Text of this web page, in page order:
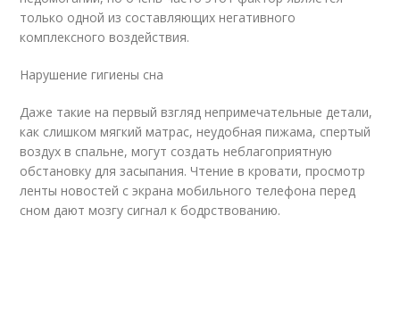
только одной из составляющих негативного
комплексного воздействия.
Нарушение гигиены сна
Даже такие на первый взгляд непримечательные детали,
как слишком мягкий матрас, неудобная пижама, спертый
воздух в спальне, могут создать неблагоприятную
обстановку для засыпания. Чтение в кровати, просмотр
ленты новостей с экрана мобильного телефона перед
сном дают мозгу сигнал к бодрствованию.